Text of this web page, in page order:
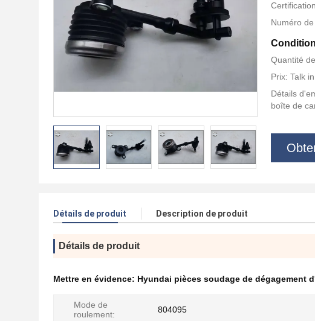
Numéro
Quantité
Prix: Talk
Détails
boîte de
Détails de produit Description de produit
Détails de produit
Mettre en évidence: Hyundai pièces soudage de dégagement
Mode de
roulement:
804095